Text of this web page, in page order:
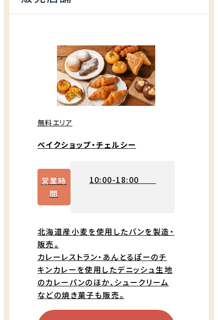
無料エリア
ベイクショップ・チェルシー
営業時
間
10:00-18:00
北海道産小麦を使用したパンを製造・
販売。
カレーレストラン・あんとるぽーのチ
キンカレーを使用したデニッシュ生地
のカレーパンのほか、シュークリーム
などの焼き菓子も販売。